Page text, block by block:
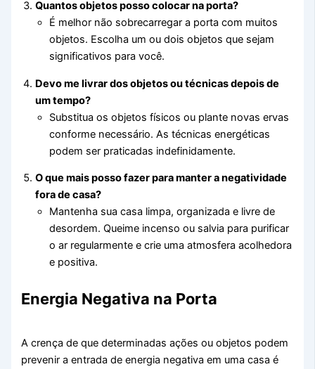
Quantos objetos posso colocar na porta?
É melhor não sobrecarregar a porta com muitos
objetos. Escolha um ou dois objetos que sejam
significativos para você.
Devo me livrar dos objetos ou técnicas depois de
um tempo?
Substitua os objetos físicos ou plante novas ervas
conforme necessário. As técnicas energéticas
podem ser praticadas indefinidamente.
O que mais posso fazer para manter a negatividade
fora de casa?
Mantenha sua casa limpa, organizada e livre de
desordem. Queime incenso ou salvia para purificar
o ar regularmente e crie uma atmosfera acolhedora
e positiva.
Energia Negativa na Porta
A crença de que determinadas ações ou objetos podem
prevenir a entrada de energia negativa em uma casa é